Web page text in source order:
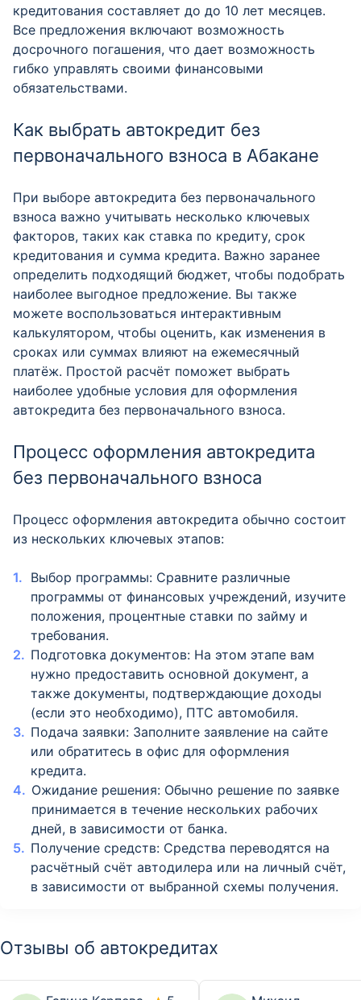
кредитования составляет до до 10 лет месяцев.
Все предложения включают возможность
досрочного погашения, что дает возможность
гибко управлять своими финансовыми
обязательствами.
Как выбрать автокредит без
первоначального взноса в Абакане
При выборе автокредита без первоначального
взноса важно учитывать несколько ключевых
факторов, таких как ставка по кредиту, срок
кредитования и сумма кредита. Важно заранее
определить подходящий бюджет, чтобы подобрать
наиболее выгодное предложение. Вы также
можете воспользоваться интерактивным
калькулятором, чтобы оценить, как изменения в
сроках или суммах влияют на ежемесячный
платёж. Простой расчёт поможет выбрать
наиболее удобные условия для оформления
автокредита без первоначального взноса.
Процесс оформления автокредита
без первоначального взноса
Процесс оформления автокредита обычно состоит
из нескольких ключевых этапов:
Выбор программы: Сравните различные
программы от финансовых учреждений, изучите
положения, процентные ставки по займу и
требования.
Подготовка документов: На этом этапе вам
нужно предоставить основной документ, а
также документы, подтверждающие доходы
(если это необходимо), ПТС автомобиля.
Подача заявки: Заполните заявление на сайте
или обратитесь в офис для оформления
кредита.
Ожидание решения: Обычно решение по заявке
принимается в течение нескольких рабочих
дней, в зависимости от банка.
Получение средств: Средства переводятся на
расчётный счёт автодилера или на личный счёт,
в зависимости от выбранной схемы получения.
Отзывы об автокредитах